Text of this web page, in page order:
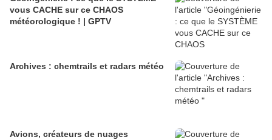
vous CACHE sur ce CHAOS
météorologique ! | GPTV
Archives : chemtrails et radars météo
Avions, créateurs de nuages